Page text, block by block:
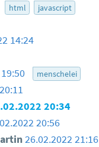
html javascript
14:24
menschelei
20:34
20:56
26.02.2022 21:16